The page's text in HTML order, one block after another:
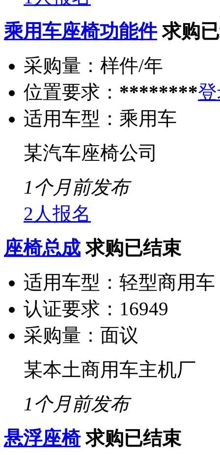
乘用车座椅功能件 求购
采购量： 样件/年
位置要求： ********
适用车型： 乘用车
某汽车座椅公司
1个月前发布
2人报名
座椅总成 求购已结束
适用车型： 轻型商用车
认证要求： 16949
采购量： 面议
某本土商用车主机厂
1个月前发布
悬浮座椅 求购已结束